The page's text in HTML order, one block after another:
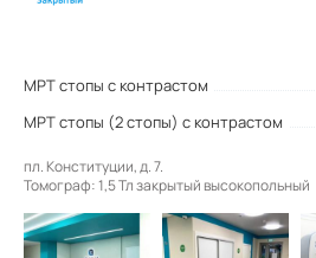
МРТ стопы с контрастом
МРТ стопы (2 стопы) с контрастом
пл. Конституции, д. 7.
Томограф: 1,5 Тл закрытый высокопольный